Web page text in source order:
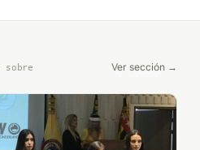
sobre Ver sección →